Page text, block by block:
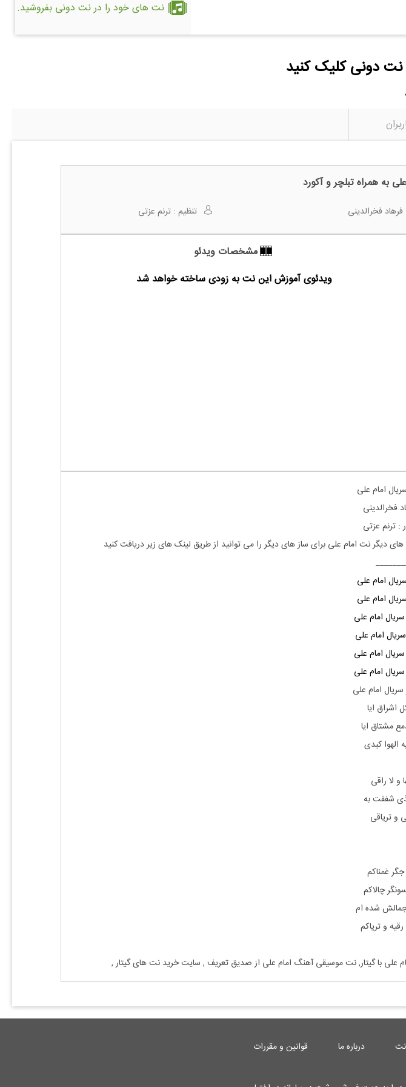
نت های خود را در نت دونی بفروشید.
نت دونی کلیک کنید
به همراه تبلچر و آکورد
فرهاد فخرالدینی تنظیم :ترنم عزتی
مشخصات ویدئو
ویدئوی آموزش این نت به زودی ساخته خواهد شد
امام علی
فخرالدینی
: ترنم عزتی
دیگر نت امام علی برای ساز های دیگر را می توانید از طریق لینک های زیر دریافت کنید
امام علی
امام علی
امام علی
امام علی
امام علی
امام علی
امام علی
ایا
مشتاق ایا
کبدی
و لا راقی
شفقت به
و تریاقی
جگر غمناکم
چالاکم
شده ام
و تریاکم
علی باگیتار, نت موسیقی آهنگ امام علی ازصدیق تعریف , سایت خرید نت هایگیتار ,
درباره ما قوانین و مقررات